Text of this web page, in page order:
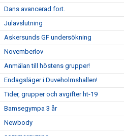
Dans avancerad fort.
Julavslutning
Askersunds GF undersökning
Novemberlov
Anmälan till höstens grupper!
Endagsläger i Duveholmshallen!
Tider, grupper och avgifter ht-19
Bamsegympa 3 år
Newbody